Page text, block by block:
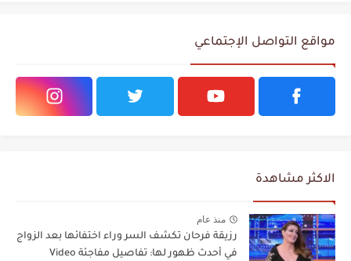
مواقع التواصل الإجتماعي
الاكثر مشاهدة
منذ عام
رزيقة فرحان تكشف السر وراء اختفائها بعد الزواج
في أحدث ظهور لها: تفاصيل مفاجئة Video